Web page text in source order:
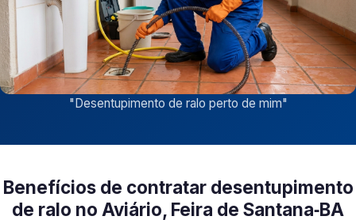
"Desentupimento de ralo perto de mim"
Benefícios de contratar desentupimento
de ralo no Aviário, Feira de Santana‑BA